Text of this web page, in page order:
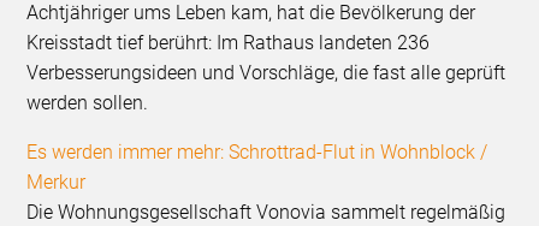
Achtjähriger ums Leben kam, hat die Bevölkerung der
Kreisstadt tief berührt: Im Rathaus landeten 236
Verbesserungsideen und Vorschläge, die fast alle geprüft
werden sollen.
Es werden immer mehr: Schrottrad-Flut in Wohnblock /
Merkur
Die Wohnungsgesellschaft Vonovia sammelt regelmäßig